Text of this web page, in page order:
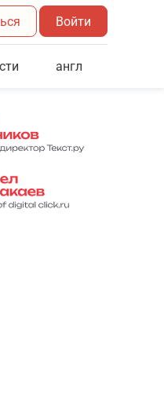
Войти
англ